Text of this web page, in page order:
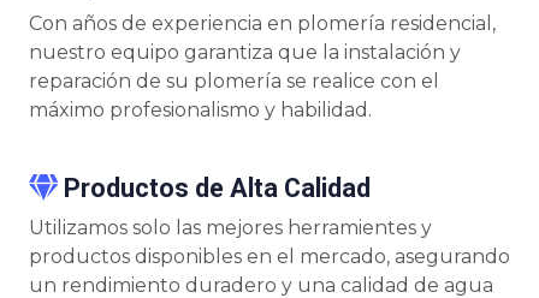
Con años de experiencia en plomería residencial,
nuestro equipo garantiza que la instalación y
reparación de su plomería se realice con el
máximo profesionalismo y habilidad.
Productos de Alta Calidad
Utilizamos solo las mejores herramientes y
productos disponibles en el mercado, asegurando
un rendimiento duradero y una calidad de agua